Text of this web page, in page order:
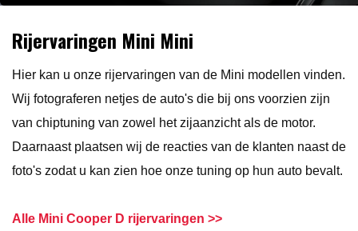
Rijervaringen Mini Mini
Hier kan u onze rijervaringen van de Mini modellen vinden.
Wij fotograferen netjes de auto's die bij ons voorzien zijn
van chiptuning van zowel het zijaanzicht als de motor.
Daarnaast plaatsen wij de reacties van de klanten naast de
foto's zodat u kan zien hoe onze tuning op hun auto bevalt.
Alle Mini Cooper D rijervaringen >>